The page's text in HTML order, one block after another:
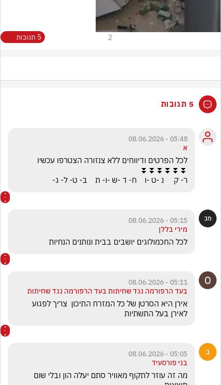
2 5 תגובות
5 תגובות
05:48 - 08.06.2026
א
ר- ק     נ -ט -ו    ח- ד -ש -ו- ת    ב- ט- ל- ג-
05:15 - 08.06.2026
מירי בללן
לכל החכמולוגים יושבים בבית ונותנים הנחיות
05:11 - 08.06.2026
בעד הרפורמה נגד שחיתות בעד הרפורמה נגד שחיתות
לאירן בעל התשתיות
05:05 - 08.06.2026
בני פורסעיד